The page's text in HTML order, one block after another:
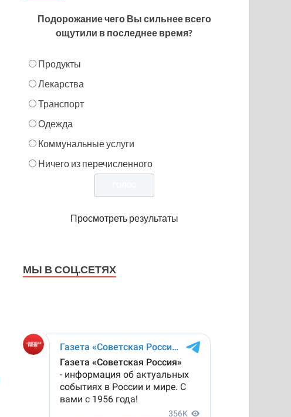
Подорожание чего Вы сильнее всего
ощутили в последнее время?
Продукты
Лекарства
Транспорт
Одежда
Коммунальные услуги
Ничего из перечисленного
Просмотреть результаты
МЫ В СОЦ.СЕТЯХ